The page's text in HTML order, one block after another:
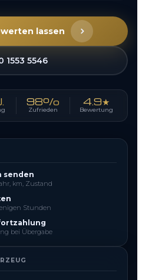
lassen
1553 5546
98%
Zufrieden
4.9★
Bewertung
senden
km, Zustand
Stunden
bei Übergabe